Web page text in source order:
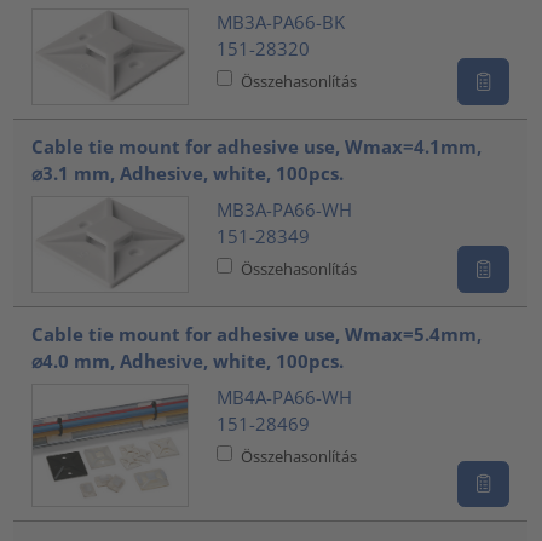
MB3A-PA66-BK
151-28320
Összehasonlítás
Cable tie mount for adhesive use, Wmax=4.1mm,
⌀3.1 mm, Adhesive, white, 100pcs.
MB3A-PA66-WH
151-28349
Összehasonlítás
Cable tie mount for adhesive use, Wmax=5.4mm,
⌀4.0 mm, Adhesive, white, 100pcs.
MB4A-PA66-WH
151-28469
Összehasonlítás